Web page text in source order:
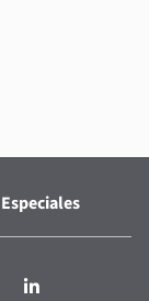
Especiales